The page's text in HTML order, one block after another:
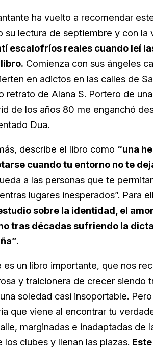
ha vuelto a recomendar
su lectura de septiembre y con la
escalofríos reales cuando leí
Comienza con sus ángeles
en adictos en las calles de
retrato de Alana S. Portero de
de los años 80 me enganchó
Dua.
describe el libro como “una
cuando tu entorno no te
a las personas que te
lugares inesperados”. Para
sobre la identidad, el
tras décadas sufriendo la
.
es un libro importante, que nos
y traicionera de crecer siendo
soledad casi insoportable.
que viene al encontrar tu
marginadas e inadaptadas de
clubes y llenan las plazas.